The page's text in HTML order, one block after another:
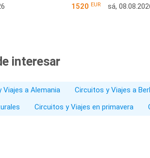
1520 EUR sá,
interesar
Viajes a Alemania Circuitos y Viajes a
Circuitos y Viajes en primavera